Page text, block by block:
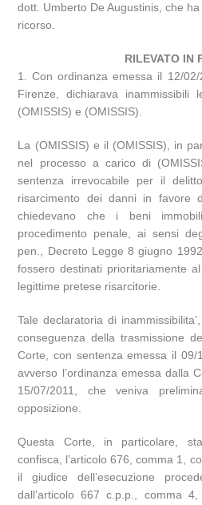
dott. Umberto De Augustinis, che
ricorso.
RILEVATO IN
1. Con ordinanza emessa il 12/
Firenze, dichiarava inammissibili
(OMISSIS) e (OMISSIS).
La (OMISSIS) e il (OMISSIS), in
nel processo a carico di
sentenza irrevocabile per il
risarcimento dei danni in favore
chiedevano che i beni
procedimento penale, ai sensi
pen., Decreto Legge 8 giugno
fossero destinati prioritariamente
legittime pretese risarcitorie.
Tale declaratoria di
conseguenza della trasmissione
Corte, con sentenza emessa il 09/
avverso l’ordinanza emessa dalla
15/07/2011, che veniva
opposizione.
Questa Corte, in particolare,
confisca, l’articolo 676, comma 1,
il giudice dell’esecuzione
dall’articolo 667 c.p.p., comma